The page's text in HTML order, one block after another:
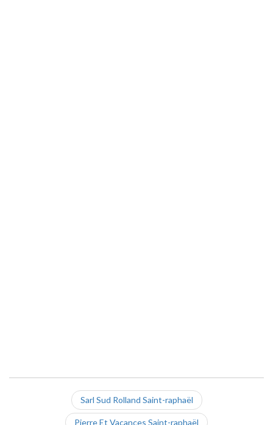
Sarl Sud Rolland Saint-raphaël
Pierre Et Vacances Saint-raphaël